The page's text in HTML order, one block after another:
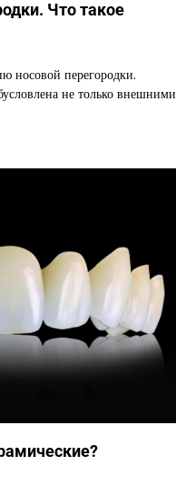
Что такое
носовой перегородки.
не только внешними